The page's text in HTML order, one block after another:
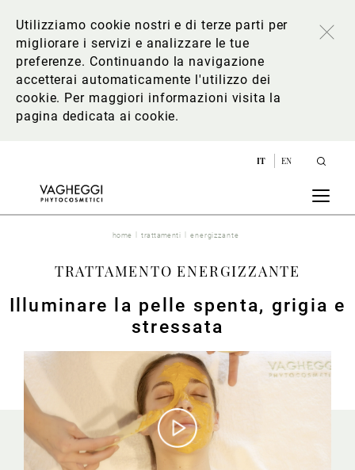
Utilizziamo cookie nostri e di terze parti per
migliorare i servizi e analizzare le tue
preferenze. Continuando la navigazione
accetterai automaticamente l'utilizzo dei
cookie. Per maggiori informazioni visita la
pagina dedicata ai cookie.
IT EN
home trattamenti energizzante
TRATTAMENTO ENERGIZZANTE
Illuminare la pelle spenta, grigia e
stressata